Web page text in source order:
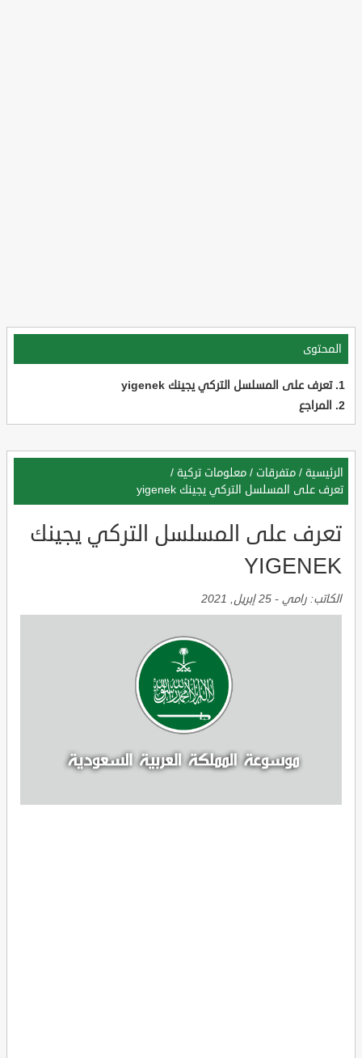
المحتوى
تعرف على المسلسل التركي يجينك yigenek
المراجع
الرئيسية / متفرقات / معلومات تركية /
تعرف على المسلسل التركي يجينك yigenek
تعرف على المسلسل التركي يجينك
YIGENEK
الكاتب: رامي - 25 إبريل, 2021